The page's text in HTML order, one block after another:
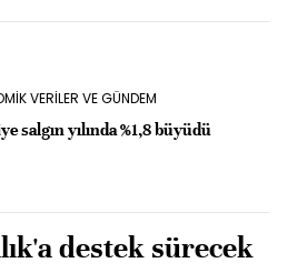
VERİLER VE GÜNDEM
salgın yılında %1,8 büyüdü
destek sürecek